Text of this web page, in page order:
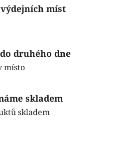
výdejních míst
druhého dne
místo
skladem
skladem